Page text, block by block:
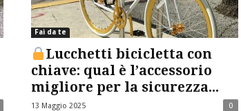
Fai da te
Lucchetti bicicletta con
chiave: qual è l’accessorio
migliore per la sicurezza...
13 Maggio 2025 0